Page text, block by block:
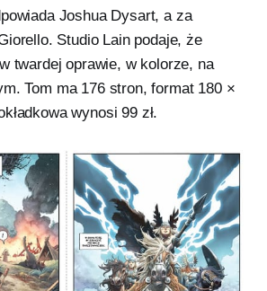
Joshua Dysart, a za
Studio Lain podaje, że
twardej oprawie, w kolorze, na
Tom ma 176 stron, format 180 ×
wynosi 99 zł.